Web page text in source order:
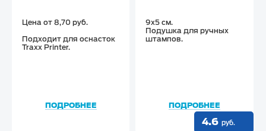
Цена от 8,70 руб.
Подходит для оснасток
Traxx Printer.
ПОДРОБНЕЕ
9х5 см.
Подушка для ручных
штампов.
ПОДРОБНЕЕ
4.6 руб.